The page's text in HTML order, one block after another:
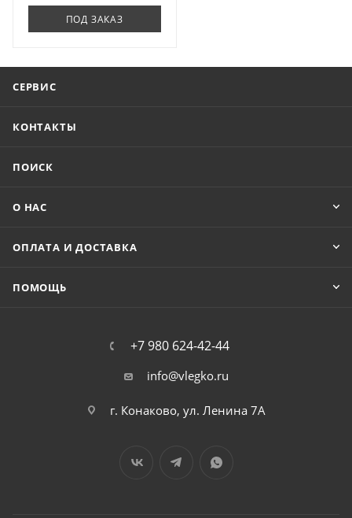
ПОД ЗАКАЗ
СЕРВИС
КОНТАКТЫ
ПОИСК
О НАС
ОПЛАТА И ДОСТАВКА
ПОМОЩЬ
+7 980 624-42-44
info@vlegko.ru
г. Конаково, ул. Ленина 7А